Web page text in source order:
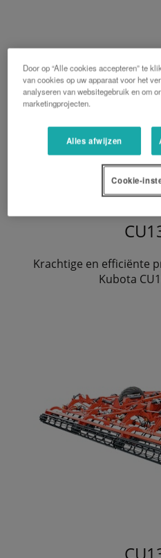
Krachtige en efficiënte
Kubota
Door op “Alle cookies accepteren” te
van cookies op uw apparaat voor het
analyseren van websitegebruik en om
marketingprojecten.
Alles afwijzen
Cookie-